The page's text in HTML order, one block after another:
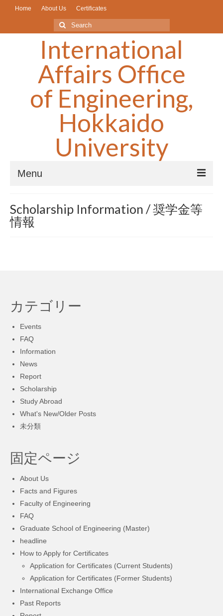
Home About Us Certificates
Search
International
Affairs Office
of Engineering,
Hokkaido
University
Menu
Scholarships/奨学金▼
Inbound Exchange Program/海外の協定校からの交換留
学について
海外の協定校への派遣留学について/Outbound Exchange
部局間協定校への派遣留学体験記
交換留学（部局間交流協定校/派遣）一斉募集について
Scholarship Information / 奨学金等
情報
カテゴリー
Events
FAQ
Information
News
Report
Scholarship
Study Abroad
What's New/Older Posts
未分類
固定ページ
About Us
Facts and Figures
Faculty of Engineering
FAQ
Graduate School of Engineering (Master)
headline
How to Apply for Certificates
Application for Certificates (Current Students)
Application for Certificates (Former Students)
International Exchange Office
Past Reports